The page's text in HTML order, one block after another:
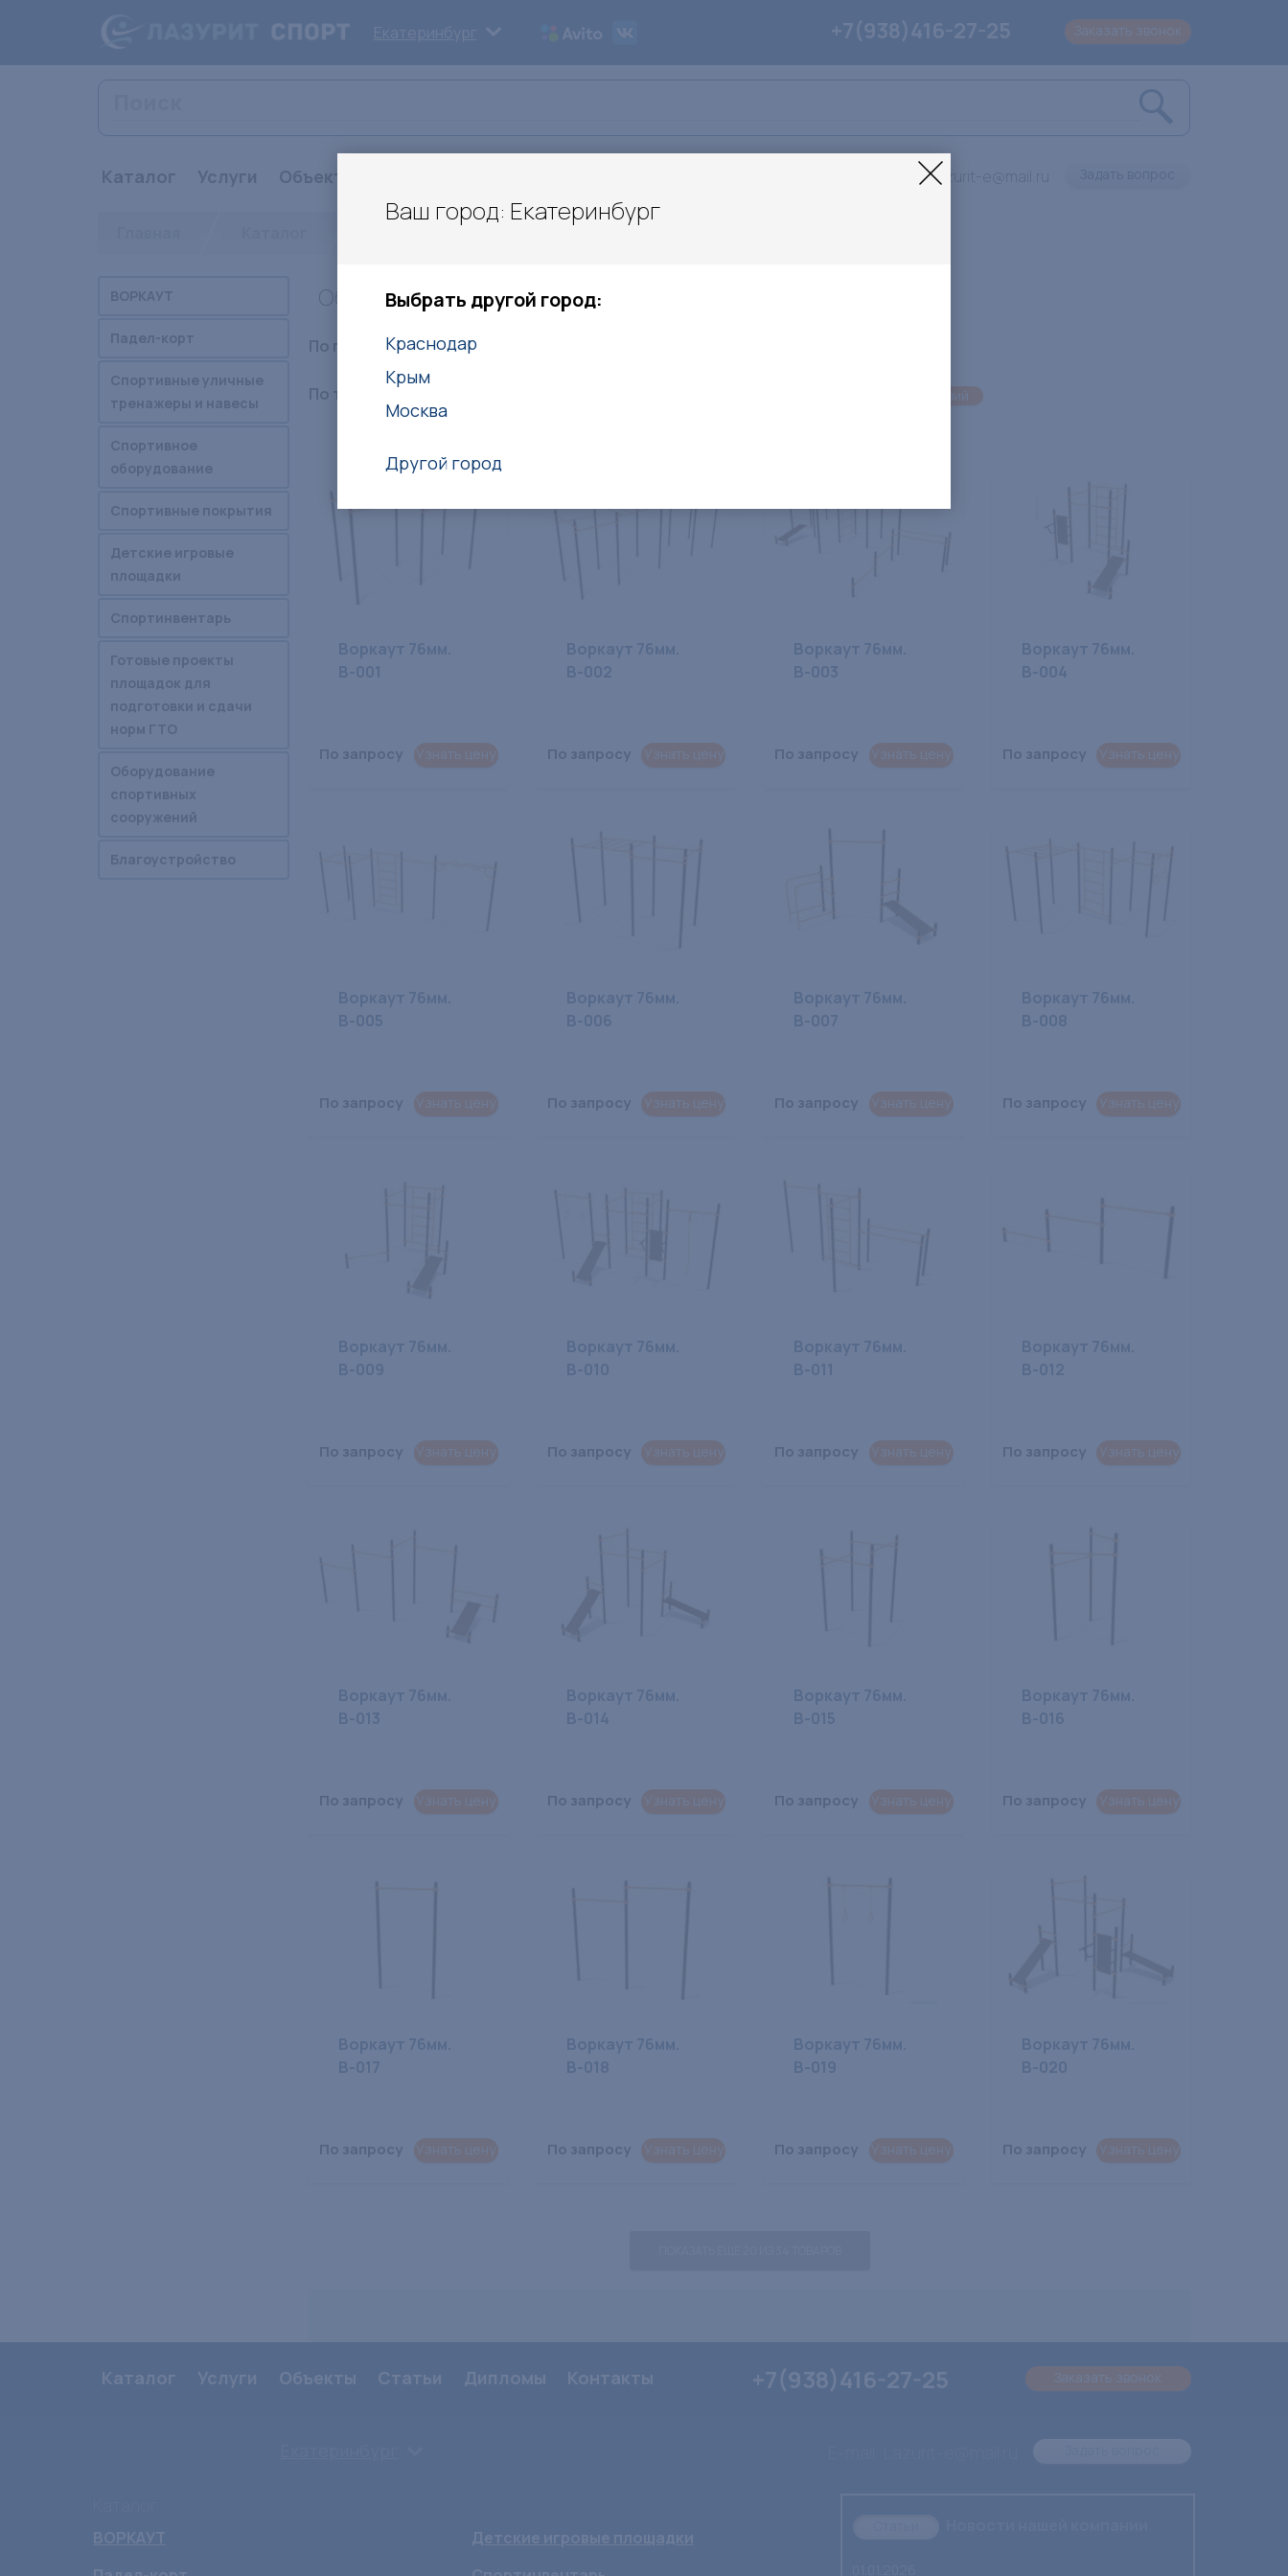
Заказать звонок
Каталог Услуги Объекты Lazurit-e@mail.ru
ВОРКАУТ
Падел-корт
Спортивные уличные
тренажеры и навесы
Спортивное
оборудование
Спортивные покрытия
Детские игровые
площадки
Спортинвентарь
Готовые проекты
площадок для
подготовки и сдачи
норм ГТО
Оборудование
спортивных
сооружений
Благоустройство
Оборудование для воркаута вивана
По производителю:
По типу: Полоса препятствий
Воркаут 76мм.
В-001
По запросу Узнать цену
Воркаут 76мм.
В-002
По запросу Узнать цену
Воркаут 76мм.
В-003
По запросу Узнать цену
Воркаут 76мм.
В-004
По запросу Узнать цену
Воркаут 76мм.
В-005
По запросу Узнать цену
Воркаут 76мм.
В-006
По запросу Узнать цену
Воркаут 76мм.
В-007
По запросу Узнать цену
Воркаут 76мм.
В-008
По запросу Узнать цену
Воркаут 76мм.
В-009
По запросу Узнать цену
Воркаут 76мм.
В-010
По запросу Узнать цену
Воркаут 76мм.
В-011
По запросу Узнать цену
Воркаут 76мм.
В-012
По запросу Узнать цену
Воркаут 76мм.
В-013
По запросу Узнать цену
Воркаут 76мм.
В-014
По запросу Узнать цену
Воркаут 76мм.
В-015
По запросу Узнать цену
Воркаут 76мм.
В-016
По запросу Узнать цену
Воркаут 76мм.
В-017
По запросу Узнать цену
Воркаут 76мм.
В-018
По запросу Узнать цену
Воркаут 76мм.
В-019
По запросу Узнать цену
Воркаут 76мм.
В-020
По запросу Узнать цену
Каталог Услуги Объекты Статьи Дипломы Контакты +7(938)416-27-25 Заказать звонок
Ваш город: Екатеринбург
Выбрать другой город:
Краснодар
Крым
Москва
Другой город